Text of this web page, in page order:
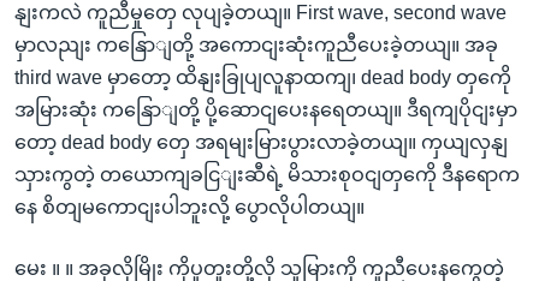
နျးကလဲ ကူညီမှုတှေ လုပျခဲ့တယျ။ First wave, second wave
မှာလညျး ကနြောျတို့ အကောငျးဆုံးကူညီပေးခဲ့တယျ။ အခု
third wave မှာတော့ ထိနျးခြုပျလူနာထကျ၊ dead body တှကေို
အမြားဆုံး ကနြောျတို့ ပို့ဆောငျပေးနရေတယျ။ ဒီရကျပိုငျးမှာ
တော့ dead body တှေ အရမျးမြားပွားလာခဲ့တယျ။ ကှယျလှနျ
သှားကွတဲ့ တယောကျခငြျးဆီရဲ့ မိသားစုဝငျတှကေို ဒီနရောက
နေ စိတျမကောငျးပါဘူးလို့ ပွောလိုပါတယျ။
မေး ။ ။ အခုလိုမြိုး ကိုပူတူးတို့လို သူမြားကို ကူညီပေးနကွေတဲ့